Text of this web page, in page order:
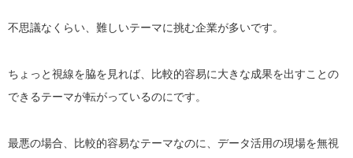
不思議なくらい、難しいテーマに挑む企業が多いです。
ちょっと視線を脇を見れば、比較的容易に大きな成果を出すことの
できるテーマが転がっているのにです。
最悪の場合、比較的容易なテーマなのに、データ活用の現場を無視